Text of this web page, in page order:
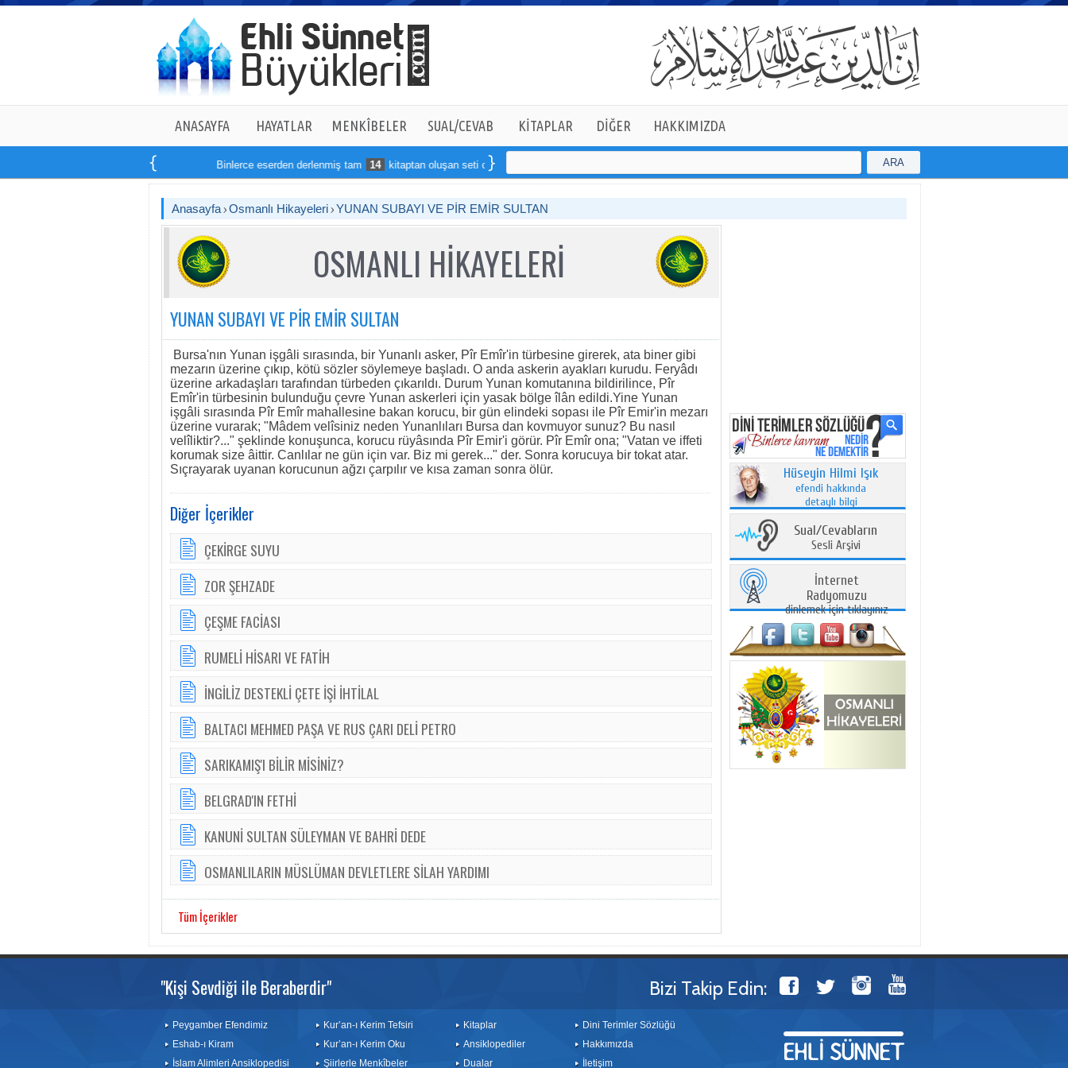
ANASAYFA HAYATLAR MENKÎBELER SUAL/CEVAB KİTAPLAR DİĞER HAKKIMIZDA
Binlerce eserden derlenmiş tam 14 kitaptan oluşan seti online sipariş verebilirsiniz ARA
Anasayfa Osmanlı Hikayeleri YUNAN SUBAYI VE PİR EMİR SULTAN
OSMANLI HİKAYELERİ
YUNAN SUBAYI VE PİR EMİR SULTAN
Bursa'nın Yunan işgâli sırasında, bir Yunanlı asker, Pîr Emîr'in türbesine girerek, ata biner gibi
mezarın üzerine çıkıp, kötü sözler söylemeye başladı. O anda askerin ayakları kurudu. Feryâdı
üzerine arkadaşları tarafından türbeden çıkarıldı. Durum Yunan komutanına bildirilince, Pîr
Emîr'in türbesinin bulunduğu çevre Yunan askerleri için yasak bölge îlân edildi.Yine Yunan
işgâli sırasında Pîr Emîr mahallesine bakan korucu, bir gün elindeki sopası ile Pîr Emir'in mezarı
üzerine vurarak; "Mâdem velîsiniz neden Yunanlıları Bursa dan kovmuyor sunuz? Bu nasıl
velîliktir?..." şeklinde konuşunca, korucu rüyâsında Pîr Emir'i görür. Pîr Emîr ona; "Vatan ve iffeti
korumak size âittir. Canlılar ne gün için var. Biz mi gerek..." der. Sonra korucuya bir tokat atar.
Sıçrayarak uyanan korucunun ağzı çarpılır ve kısa zaman sonra ölür.
Diğer İçerikler
ÇEKİRGE SUYU
ZOR ŞEHZADE
ÇEŞME FACİASI
RUMELİ HİSARI VE FATİH
İNGİLİZ DESTEKLİ ÇETE İŞİ İHTİLAL
BALTACI MEHMED PAŞA VE RUS ÇARI DELİ PETRO
SARIKAMIŞ'I BİLİR MİSİNİZ?
BELGRAD'IN FETHİ
KANUNİ SULTAN SÜLEYMAN VE BAHRİ DEDE
OSMANLILARIN MÜSLÜMAN DEVLETLERE SİLAH YARDIMI
Tüm İçerikler
Hüseyin Hilmi Işık
efendi hakkında
detaylı bilgi
Sual/Cevabların
Sesli Arşivi
İnternet
Radyomuzu
dinlemek için tıklayınız
"Kişi Sevdiği ile Beraberdir" Bizi Takip Edin:
Peygamber Efendimiz
Eshab-ı Kiram
İslam Alimleri Ansiklopedisi
Kur’an-ı Kerim Tefsiri
Kur’an-ı Kerim Oku
Şiirlerle Menkîbeler
Kitaplar
Ansiklopediler
Dualar
Dini Terimler Sözlüğü
Hakkımızda
İletişim